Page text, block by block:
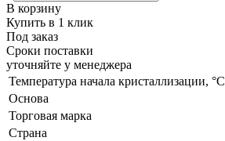
В корзину
Купить в 1 клик
Под заказ
Сроки поставки
уточняйте у менеджера
Температура начала кристаллизации, °С
Основа
Торговая марка
Страна